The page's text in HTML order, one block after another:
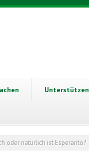
Unterstützen
oder natürlich ist Esperanto?